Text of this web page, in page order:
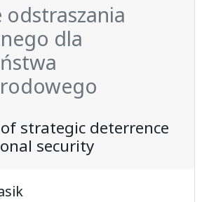
odstraszania
dla
strategic deterrence
security